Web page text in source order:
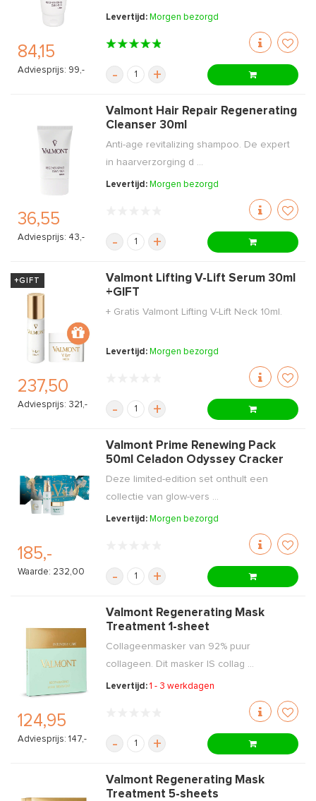
84,15
Adviesprijs: 99,-
Levertijd: Morgen bezorgd
- +
36,55
Adviesprijs: 43,-
Valmont Hair Repair Regenerating
Cleanser 30ml
Anti-age revitalizing shampoo. De expert
in haarverzorging d ...
Levertijd: Morgen bezorgd
- +
+GIFT
237,50
Adviesprijs: 321,-
Valmont Lifting V-Lift Serum 30ml
+GIFT
+ Gratis Valmont Lifting V-Lift Neck 10ml.
Levertijd: Morgen bezorgd
- +
185,-
Waarde: 232,00
Valmont Prime Renewing Pack
50ml Celadon Odyssey Cracker
Deze limited-edition set onthult een
collectie van glow-vers ...
Levertijd: Morgen bezorgd
- +
124,95
Adviesprijs: 147,-
Valmont Regenerating Mask
Treatment 1-sheet
Collageenmasker van 92% puur
collageen. Dit masker IS collag ...
Levertijd:1 - 3 werkdagen
- +
Valmont Regenerating Mask
Treatment 5-sheets